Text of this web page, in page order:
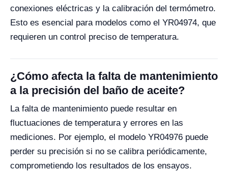
conexiones eléctricas y la calibración del termómetro.
Esto es esencial para modelos como el YR04974, que
requieren un control preciso de temperatura.
¿Cómo afecta la falta de mantenimiento
a la precisión del baño de aceite?
La falta de mantenimiento puede resultar en
fluctuaciones de temperatura y errores en las
mediciones. Por ejemplo, el modelo YR04976 puede
perder su precisión si no se calibra periódicamente,
comprometiendo los resultados de los ensayos.